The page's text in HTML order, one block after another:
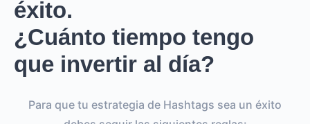
éxito.
¿Cuánto tiempo tengo
que invertir al día?
Para que tu estrategia de Hashtags sea un éxito